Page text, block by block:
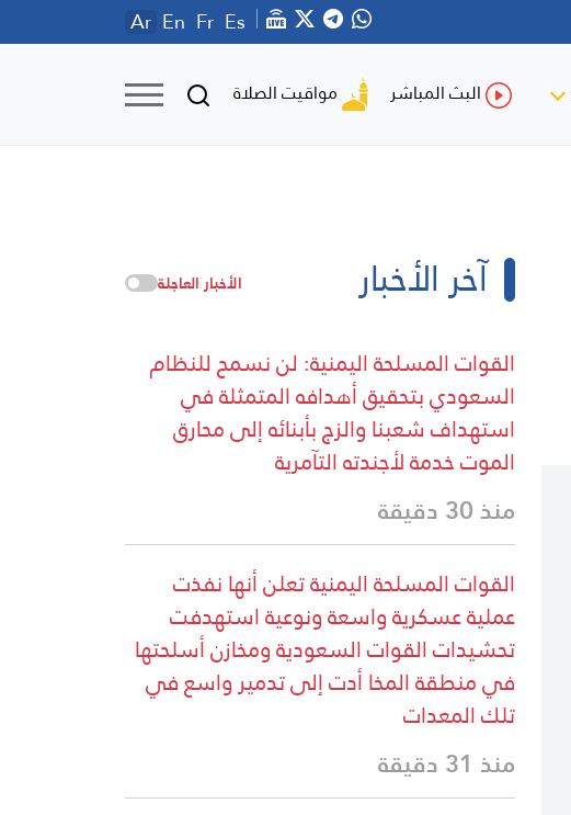
Ar En Fr Es
البث المباشر مواقيت الصلاة
آخر الأخبار الأخبار العاجلة
القوات المسلحة اليمنية: لن نسمح للنظام
السعودي بتحقيق أهدافه المتمثلة في
استهداف شعبنا والزج بأبنائه إلى محارق
الموت خدمة لأجندته التآمرية
منذ 30 دقيقة
القوات المسلحة اليمنية تعلن أنها نفذت
عملية عسكرية واسعة ونوعية استهدفت
تحشيدات القوات السعودية ومخازن أسلحتها
في منطقة المخا أدت إلى تدمير واسع في
تلك المعدات
منذ 31 دقيقة